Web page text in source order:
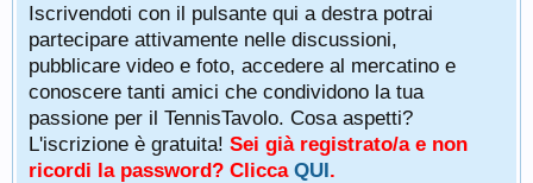
Iscrivendoti con il pulsante qui a destra potrai
partecipare attivamente nelle discussioni,
pubblicare video e foto, accedere al mercatino e
conoscere tanti amici che condividono la tua
passione per il TennisTavolo. Cosa aspetti?
L'iscrizione è gratuita! Sei già registrato/a e non
ricordi la password? Clicca QUI.